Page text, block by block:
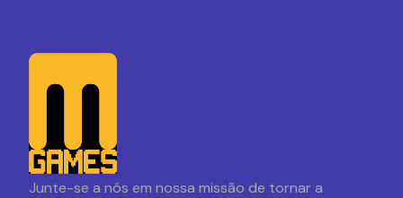
Junte-se a nós em nossa missão de tornar a